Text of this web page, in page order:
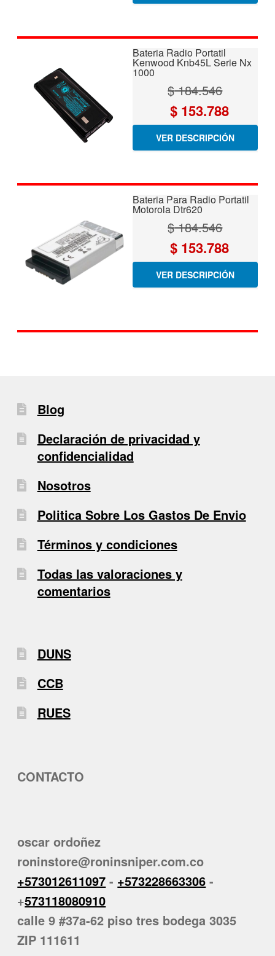
$ 179.652. $
Bateria Radio Portatil
Kenwood Knb45L Serie Nx
1000
$184.546
El
precio
original
$ 184.546.
$153.788El
precio
actual
$
VER DESCRIPCIÓN
Bateria Para Radio Portatil
Motorola Dtr620
$184.546
El
precio
original
$153.788El
precio
actual
VER DESCRIPCIÓN
Blog
Declaración de privacidad y
confidencialidad
Nosotros
Politica Sobre Los Gastos De Envio
Términos y condiciones
Todas las valoraciones y
comentarios
DUNS
CCB
RUES
CONTACTO
oscar ordoñez
roninstore@roninsniper.com.co
+573012611097 - +573228663306 -
+573118080910
calle 9 #37a-62 piso tres bodega 3035
ZIP 111611